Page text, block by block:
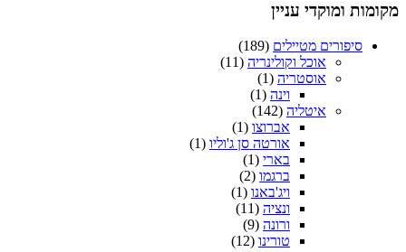
מקומות ומוקדי עניין
סיפורים מטיילים (189)
אוכל וקולינריה (11)
אוסטריה (1)
וינה (1)
איטליה (142)
אברוצו (1)
אורטה סן ג'וליו (1)
בארי (1)
ברגמו (2)
ויג'באנו (1)
ונציה (11)
ורונה (9)
טורינו (12)